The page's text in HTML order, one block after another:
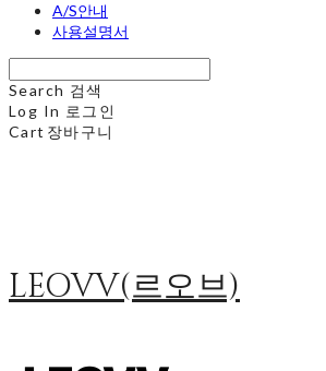
A/S안내
사용설명서
Search 검색
Log In 로그인
Cart 장바구니
LEOVV(르오브)